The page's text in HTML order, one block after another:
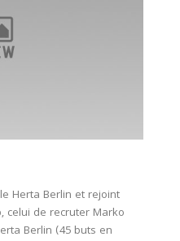
Herta Berlin et rejoint
celui de recruter Marko
Berlin (45 buts en